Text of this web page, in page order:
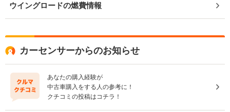
ウイングロードの燃費情報
カーセンサーからのお知らせ
あなたの購入経験が
中古車購入をする人の参考に！
クチコミの投稿はコチラ！